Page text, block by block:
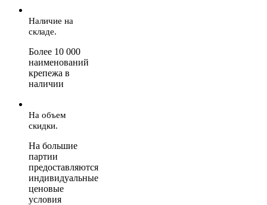
Наличие на
складе.
Более 10 000
наименований
крепежа в
наличии
На объем
скидки.
На большие
партии
предоставляются
индивидуальные
ценовые
условия